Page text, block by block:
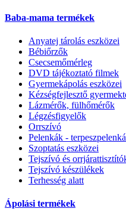
Baba-mama termékek
Anyatej tárolás eszközei
Bébiőrzők
Csecsemőmérleg
DVD tájékoztató filmek
Gyermekápolás eszközei
Kézségfejlesztő
Lázmérők, fülhőmérők
Légzésfigyelők
Orrszívó
Pelenkák -
Szoptatás eszközei
Tejszívó és
Tejszívó készülékek
Terhesség alatt
Ápolási termékek